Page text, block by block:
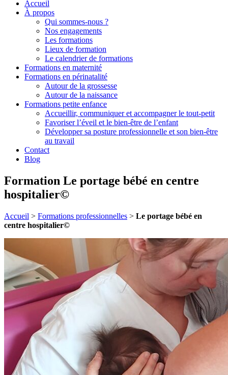
Accueil
À propos
Qui sommes-nous ?
Nos engagements
Les formations
Lieux de formation
Le calendrier de formations
Formations en maternité
Formations en périnatalité
Autour de la grossesse
Autour de la naissance
Formations petite enfance
Accueillir, communiquer et accompagner le tout-petit
Favoriser l’éveil et le bien-être de l’enfant
Développer sa posture professionnelle et son bien-être
au travail
Contact
Blog
Formation Le portage bébé en centre
hospitalier©
Accueil > Formations professionnelles > Le portage bébé en
centre hospitalier©